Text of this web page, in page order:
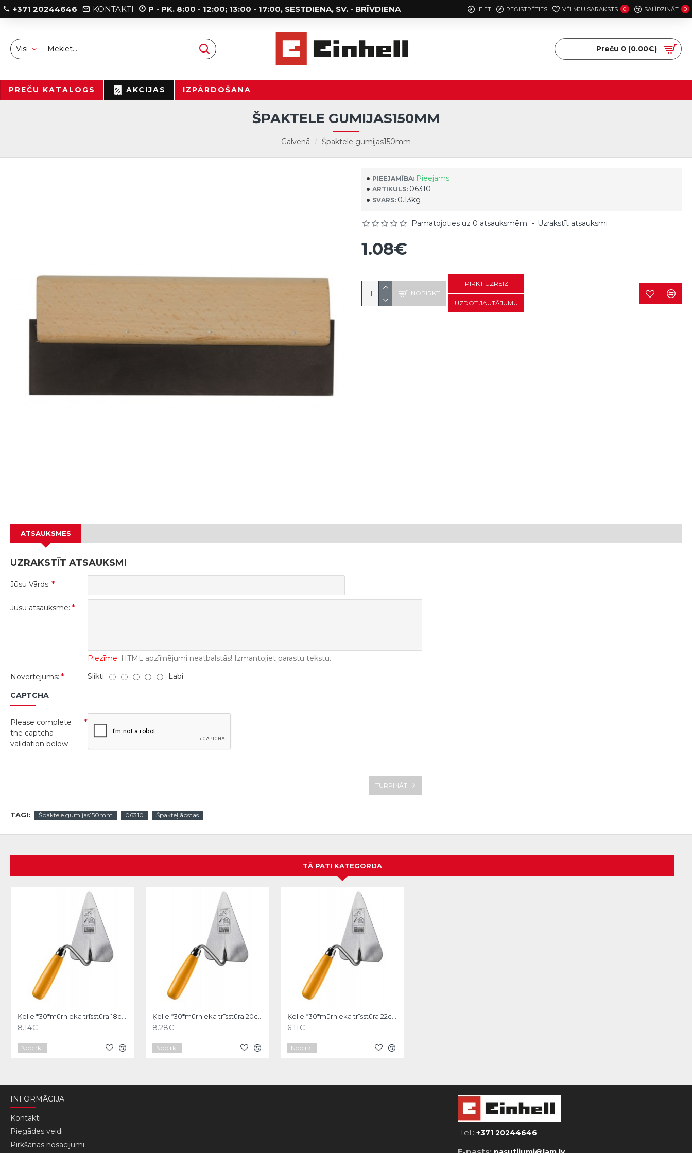
+371 20244646 KONTAKTI P - PK. 8:00 - 12:00; 13:00 - 17:00, SESTDIENA, SV. - BRĪVDIENA IEIET REĢISTRĒTIES VĒLMJU SARAKSTS 0 SALĪDZINĀT 0
Visi Preču 0 (0.00€)
PREČU KATALOGS AKCIJAS IZPĀRDOŠANA
Galvenā Špaktele gumijas150mm
ŠPAKTELE GUMIJAS150MM
PIEEJAMĪBA: Pieejams
ARTIKULS: 06310
SVARS: 0.13kg
Pamatojoties uz 0 atsauksmēm. - Uzrakstīt atsauksmi
1.08€
NOPIRKT
PIRKT UZREIZ
UZDOT JAUTĀJUMU
ATSAUKSMES
UZRAKSTĪT ATSAUKSMI
Jūsu Vārds:
Jūsu atsauksme:
Piezīme: HTML apzīmējumi neatbalstās! Izmantojiet parastu tekstu.
Novērtējums:
Slikti Labi
CAPTCHA
Please complete
the captcha
validation below
TURPINĀT
TAGI: Špaktele gumijas150mm 06310 Špakteļlāpstas
TĀ PATI KATEGORIJA
8.14€
Nopirkt
8.28€
Nopirkt
6.11€
Nopirkt
INFORMĀCIJA
Kontakti
Piegādes veidi
Pirkšanas nosacījumi
Tel.:+371 20244646